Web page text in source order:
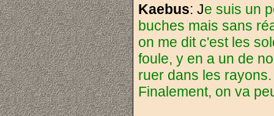
Kaebus: Je suis un
buches mais sans
on me dit c'est les
foule, y en a un de
ruer dans les
Finalement, on va